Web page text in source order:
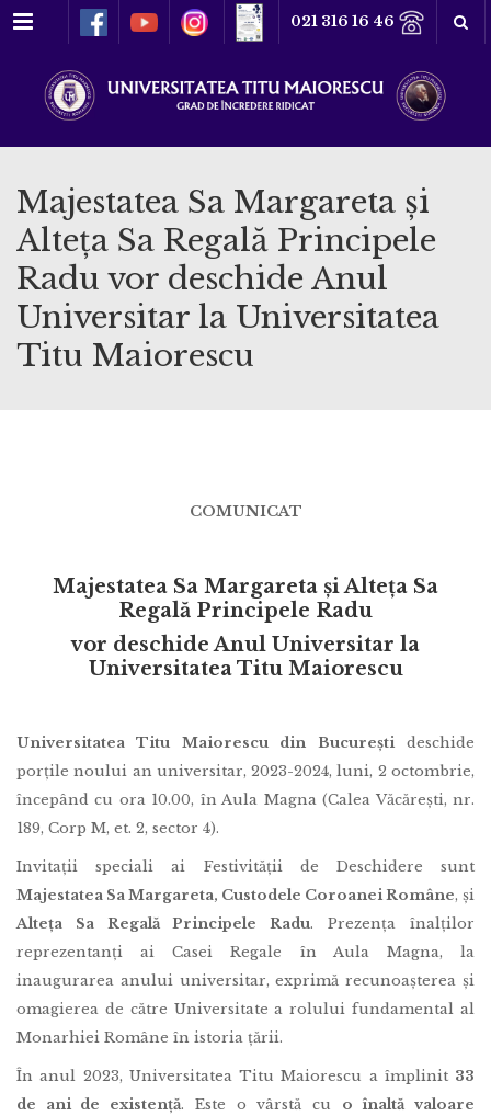
Meniu 021 316 16 46
Majestatea Sa Margareta și
Alteța Sa Regală Principele
Radu vor deschide Anul
Universitar la Universitatea
Titu Maiorescu
COMUNICAT
Majestatea Sa Margareta și Alteța Sa
Regală Principele Radu
vor deschide Anul Universitar la
Universitatea Titu Maiorescu
Universitatea Titu Maiorescu din Bucureștideschide
porțile noului an universitar, 2023-2024, luni, 2 octombrie,
începând cu ora 10.00, în Aula Magna (Calea Văcărești, nr.
189, Corp M, et. 2, sector 4).
Invitații speciali ai Festivității de Deschidere sunt
Majestatea Sa Margareta, Custodele Coroanei Române, și
Alteța Sa Regală Principele Radu. Prezența înalților
reprezentanți ai Casei Regale în Aula Magna, la
inaugurarea anului universitar, exprimă recunoașterea și
omagierea de către Universitate a rolului fundamental al
Monarhiei Române în istoria țării.
În anul 2023, Universitatea Titu Maiorescu a împlinit 33
de ani de existență. Este o vârstă cu o înaltă valoare